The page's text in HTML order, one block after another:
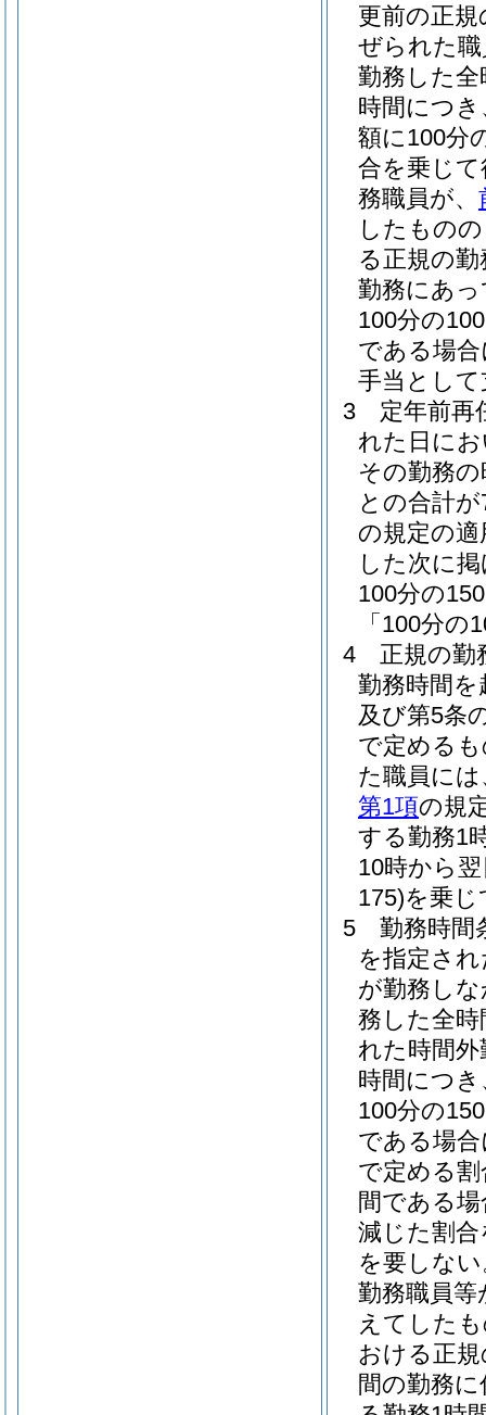
更前の正
ぜられた
勤務した全
時間につき
額に100分
合を乗じ
務職員が、
したもの
る正規の
勤務にあ
100分の100
である場
手当とし
3
定年前再
れた日に
その勤務
との合計
の規定の
した次に
100分の
「100分の
4
正規の勤
勤務時間
及び第5条
で定める
た職員に
第1項の規
する勤務1
10時から
175)を乗じ
5
勤務時間
を指定さ
が勤務し
務した全
れた時間
時間につき
100分の150
である場
で定める割
間である
減じた割
を要しな
勤務職員等
えてした
おける正
間の勤務